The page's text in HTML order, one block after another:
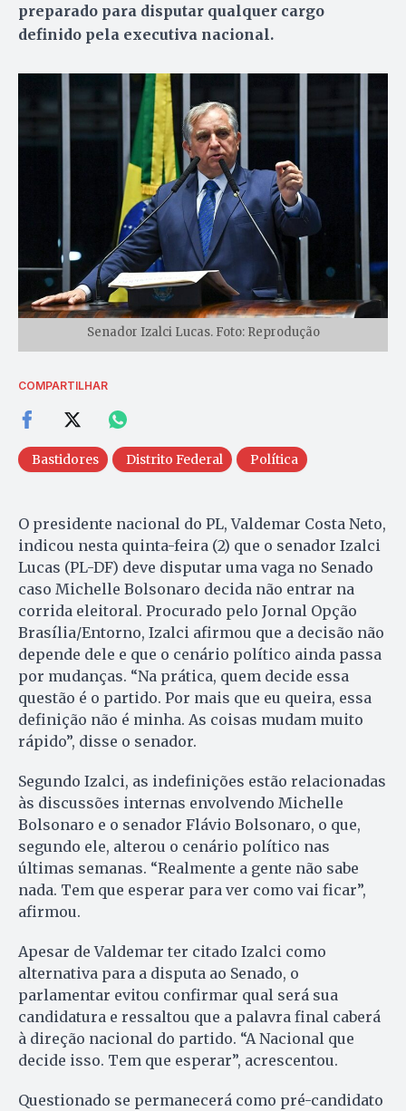
preparado para disputar qualquer cargo
definido pela executiva nacional.
Senador Izalci Lucas. Foto: Reprodução
COMPARTILHAR
Bastidores Distrito Federal Política
O presidente nacional do PL, Valdemar Costa Neto,
indicou nesta quinta-feira (2) que o senador Izalci
Lucas (PL-DF) deve disputar uma vaga no Senado
caso Michelle Bolsonaro decida não entrar na
corrida eleitoral. Procurado pelo Jornal Opção
Brasília/Entorno, Izalci afirmou que a decisão não
depende dele e que o cenário político ainda passa
por mudanças. “Na prática, quem decide essa
questão é o partido. Por mais que eu queira, essa
definição não é minha. As coisas mudam muito
rápido”, disse o senador.
Segundo Izalci, as indefinições estão relacionadas
às discussões internas envolvendo Michelle
Bolsonaro e o senador Flávio Bolsonaro, o que,
segundo ele, alterou o cenário político nas
últimas semanas. “Realmente a gente não sabe
nada. Tem que esperar para ver como vai ficar”,
afirmou.
Apesar de Valdemar ter citado Izalci como
alternativa para a disputa ao Senado, o
parlamentar evitou confirmar qual será sua
candidatura e ressaltou que a palavra final caberá
à direção nacional do partido. “A Nacional que
decide isso. Tem que esperar”, acrescentou.
Questionado se permanecerá como pré-candidato